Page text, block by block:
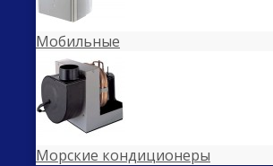
Мобильные
Морские кондиционеры